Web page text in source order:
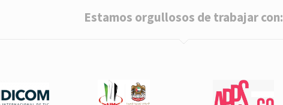
Estamos orgullosos de trabajar con: